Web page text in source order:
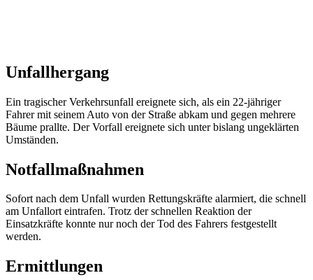
Unfallhergang
Ein tragischer Verkehrsunfall ereignete sich, als ein 22-jähriger
Fahrer mit seinem Auto von der Straße abkam und gegen mehrere
Bäume prallte. Der Vorfall ereignete sich unter bislang ungeklärten
Umständen.
Notfallmaßnahmen
Sofort nach dem Unfall wurden Rettungskräfte alarmiert, die schnell
am Unfallort eintrafen. Trotz der schnellen Reaktion der
Einsatzkräfte konnte nur noch der Tod des Fahrers festgestellt
werden.
Ermittlungen